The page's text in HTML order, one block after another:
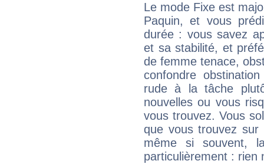
Le mode Fixe est
Paquin, et vous
durée : vous savez
et sa stabilité, et
de femme tenace,
confondre
rude à la tâche
nouvelles ou vous
vous trouvez. Vous
que vous trouvez
même si souvent,
particulièrement : rien